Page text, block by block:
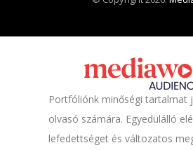
Portfóliónk minőségi tartalmat
olvasó számára. Egyedülálló
lefedettséget és változatos